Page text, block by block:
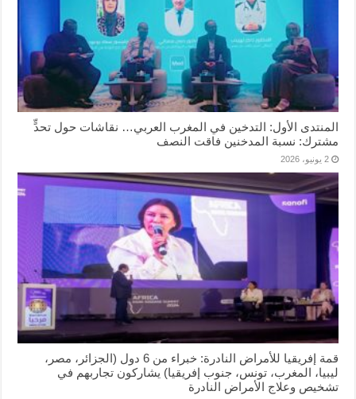
المنتدى الأول: التدخين في المغرب العربي… نقاشات حول تحدٍّ
مشترك: نسبة المدخنين فاقت النصف
2 يونيو، 2026
قمة إفريقيا للأمراض النادرة: خبراء من 6 دول (الجزائر، مصر،
ليبيا، المغرب، تونس، جنوب إفريقيا) يشاركون تجاربهم في
تشخيص وعلاج الأمراض النادرة